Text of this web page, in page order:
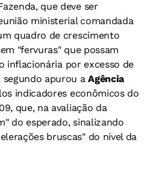
que deve ser
ministerial comandada
quadro de crescimento
"fervuras" que possam
inflacionária por excesso de
segundo apurou aAgência
indicadores econômicos do
que, na avaliação da
do esperado, sinalizando
bruscas" do nível da